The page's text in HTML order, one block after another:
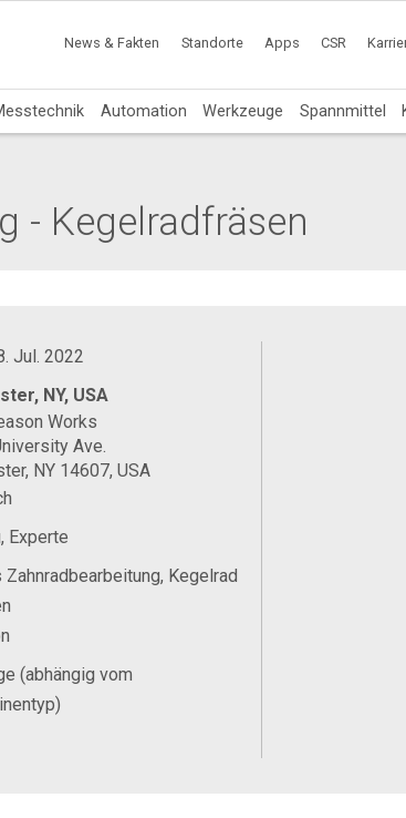
News & Fakten Standorte Apps CSR
Automation Werkzeuge Spannmittel
- Kegelradfräsen
Jul. 2022
NY, USA
Works
Ave.
NY 14607, USA
Experte
Zahnradbearbeitung, Kegelrad
(abhängig vom